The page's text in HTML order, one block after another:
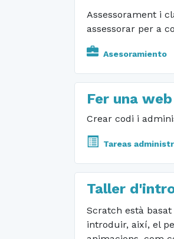
Assessorament i
assessorar per a
Asesoramiento
Fer una web
Crear codi i
Tareas
Taller
Scratch està
introduir, així, el